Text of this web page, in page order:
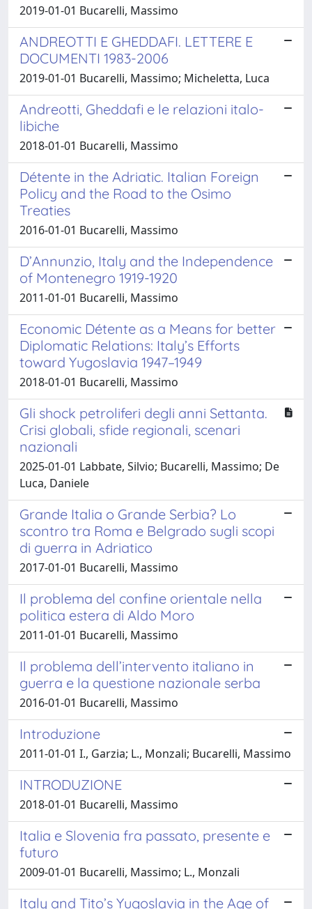
2019-01-01 Bucarelli, Massimo
ANDREOTTI E GHEDDAFI. LETTERE E
DOCUMENTI 1983-2006
2019-01-01 Bucarelli, Massimo; Micheletta, Luca
Andreotti, Gheddafi e le relazioni italo-
libiche
2018-01-01 Bucarelli, Massimo
Détente in the Adriatic. Italian Foreign
Policy and the Road to the Osimo
Treaties
2016-01-01 Bucarelli, Massimo
D’Annunzio, Italy and the Independence
of Montenegro 1919-1920
2011-01-01 Bucarelli, Massimo
Economic Détente as a Means for better
Diplomatic Relations: Italy’s Efforts
toward Yugoslavia 1947–1949
2018-01-01 Bucarelli, Massimo
Gli shock petroliferi degli anni Settanta.
Crisi globali, sfide regionali, scenari
nazionali
2025-01-01 Labbate, Silvio; Bucarelli, Massimo; De
Luca, Daniele
Grande Italia o Grande Serbia? Lo
scontro tra Roma e Belgrado sugli scopi
di guerra in Adriatico
2017-01-01 Bucarelli, Massimo
Il problema del confine orientale nella
politica estera di Aldo Moro
2011-01-01 Bucarelli, Massimo
Il problema dell’intervento italiano in
guerra e la questione nazionale serba
2016-01-01 Bucarelli, Massimo
Introduzione
2011-01-01 I., Garzia; L., Monzali; Bucarelli, Massimo
INTRODUZIONE
2018-01-01 Bucarelli, Massimo
Italia e Slovenia fra passato, presente e
futuro
2009-01-01 Bucarelli, Massimo; L., Monzali
Italy and Tito’s Yugoslavia in the Age of